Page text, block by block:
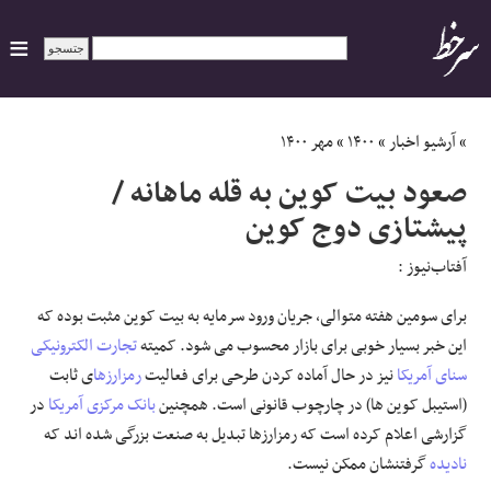
ایران
سیاسی
اقتصاد
ورزشی
جهان
اجتماعی
حوادث
»آرشیو اخبار»۱۴۰۰»مهر ۱۴۰۰
صعود بیت کوین به قله ماهانه /
پیشتازی دوج کوین
آفتاب‌‌نیوز :
برای سومین هفته متوالی، جریان ورود سرمایه به بیت کوین مثبت بوده که
این خبر بسیار خوبی برای بازار محسوب می شود. کمیتهتجارت الکترونیکی
سنای آمریکانیز در حال آماده کردن طرحی برای فعالیترمزارزهای ثابت
(استیبل کوین ها) در چارچوب قانونی است. همچنینبانک مرکزی آمریکادر
گزارشی اعلام کرده است که رمزارزها تبدیل به صنعت بزرگی شده اند که
نادیدهگرفتنشان ممکن نیست.